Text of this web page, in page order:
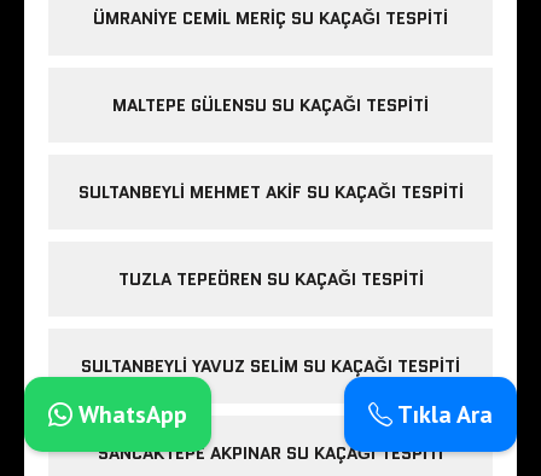
ÜMRANIYE CEMIL MERIÇ SU KAÇAĞI TESPITI
MALTEPE GÜLENSU SU KAÇAĞI TESPITI
SULTANBEYLI MEHMET AKIF SU KAÇAĞI TESPITI
TUZLA TEPEÖREN SU KAÇAĞI TESPITI
SULTANBEYLI YAVUZ SELIM SU KAÇAĞI TESPITI
SANCAKTEPE AKPINAR SU KAÇAĞI TESPITI
Tıkla Ara
WhatsApp